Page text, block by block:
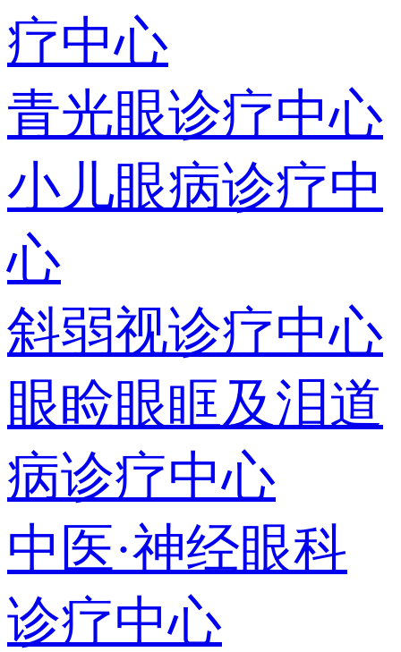
疗中心
青光眼诊疗中心
小儿眼病诊疗中
心
斜弱视诊疗中心
眼睑眼眶及泪道
病诊疗中心
中医·神经眼科
诊疗中心